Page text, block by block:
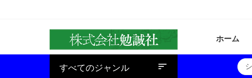
ホーム
すべてのジャンル
baseline_sort